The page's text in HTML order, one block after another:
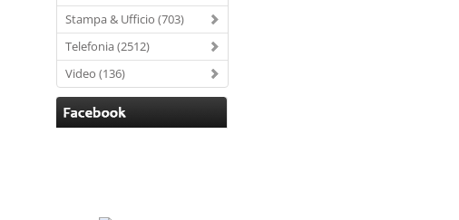
Stampa & Ufficio (703)
Telefonia (2512)
Video (136)